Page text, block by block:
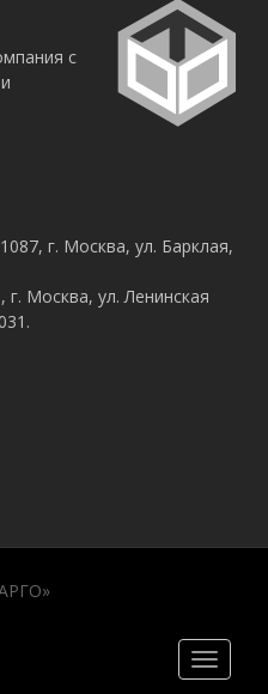
с
г. Москва, ул. Барклая,
г. Москва, ул. Ленинская